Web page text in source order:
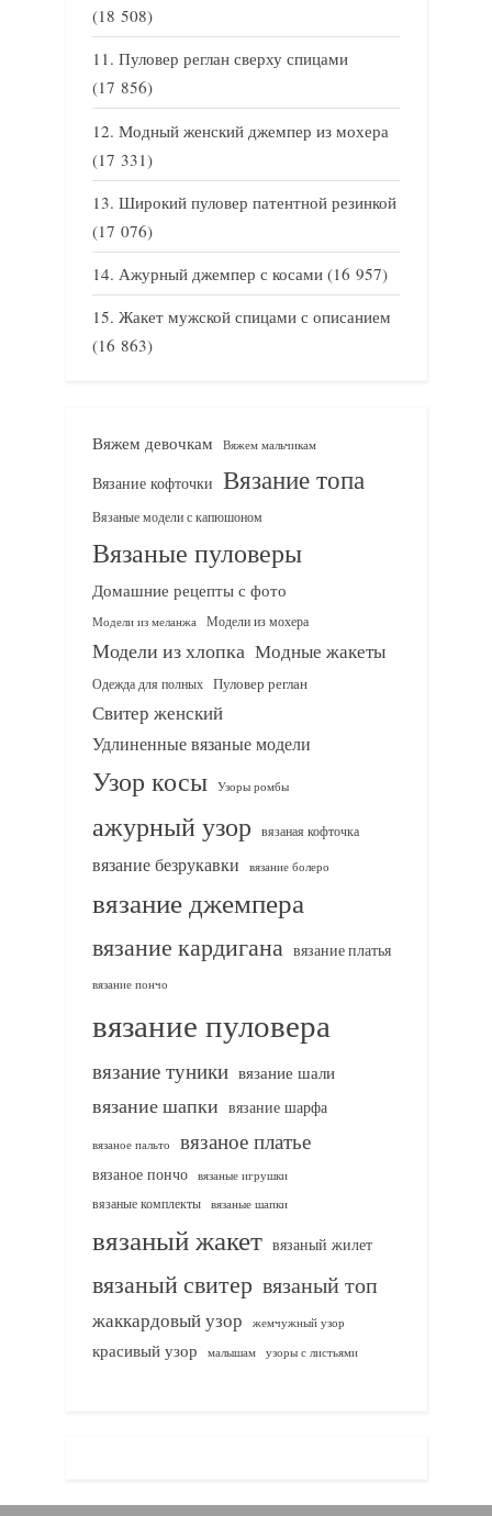
(18 508)
Пуловер реглан сверху спицами
(17 856)
Модный женский джемпер из мохера
(17 331)
Широкий пуловер патентной резинкой
(17 076)
Ажурный джемпер с косами (16 957)
Жакет мужской спицами с описанием
(16 863)
Вяжем девочкам Вяжем мальчикам
Вязание кофточки Вязание топа
Вязаные модели с капюшоном
Вязаные пуловеры
Домашние рецепты с фото
Модели из меланжа Модели из мохера
Модели из хлопка Модные жакеты
Одежда для полных Пуловер реглан
Свитер женский
Удлиненные вязаные модели
Узор косы Узоры ромбы
ажурный узор вязаная кофточка
вязание безрукавки вязание болеро
вязание джемпера
вязание кардигана вязание платья
вязание пончо
вязание пуловера
вязание туники вязание шали
вязание шапки вязание шарфа
вязаное пальто вязаное платье
вязаное пончо вязаные игрушки
вязаные комплекты
вязаные шапки
вязаный жакет вязаный жилет
вязаный свитер вязаный топ
жаккардовый узор жемчужный узор
красивый узор малышам узоры с листьями